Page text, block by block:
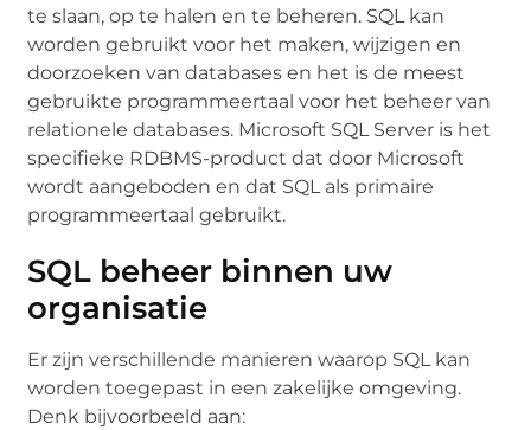
te slaan, op te halen en te beheren. SQL kan
worden gebruikt voor het maken, wijzigen en
doorzoeken van databases en het is de meest
gebruikte programmeertaal voor het beheer van
relationele databases. Microsoft SQL Server is het
specifieke RDBMS-product dat door Microsoft
wordt aangeboden en dat SQL als primaire
programmeertaal gebruikt.
SQL beheer binnen uw
organisatie
Er zijn verschillende manieren waarop SQL kan
worden toegepast in een zakelijke omgeving.
Denk bijvoorbeeld aan: